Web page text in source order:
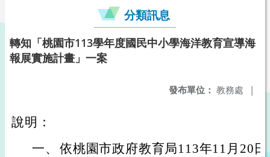
分類訊息
轉知「桃園市113學年度國民中小學海洋教育宣導海
報展實施計畫」一案
發布單位： 教務處 |
說明：
一、 依桃園市政府教育局113年11月20